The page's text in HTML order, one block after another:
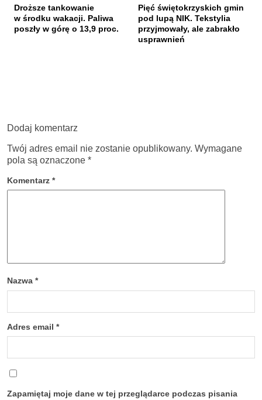
Droższe tankowanie
w środku wakacji. Paliwa
poszły w górę o 13,9 proc.
Pięć świętokrzyskich gmin
pod lupą NIK. Tekstylia
przyjmowały, ale zabrakło
usprawnień
Dodaj komentarz
Twój adres email nie zostanie opublikowany. Wymagane
pola są oznaczone *
Komentarz *
Nazwa *
Adres email *
Zapamiętaj moje dane w tej przeglądarce podczas pisania